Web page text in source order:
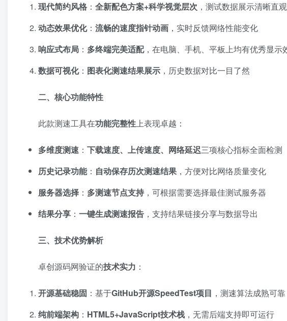
现代简约风格 ： 全新配色方案+科学视觉层次 ，测试数据展示清晰直观
动态效果优化： 流畅的速度指针动画 ，实时反馈网络性能变化
响应式布局 ： 多终端完美适配，在电脑、手机、平板上均有优秀显示
数据可视化： 图表化测速结果展示 ，历史数据对比一目了然
二、核心功能特性
此款测速工具在功能完整性上表现卓越：
多维度测速 ： 下载速度、上传速度、网络延迟三项核心指标全面检测
历史记录功能： 自动保存历次测速结果 ，方便对比网络质量变化
服务器选择 ： 多测速节点支持 ，可根据需要选择最佳测试服务器
结果分享 ： 一键生成测速报告 ，支持结果链接分享与数据导出
三、技术优势解析
卓创源码网验证的技术实力 ：
开源基础稳固 ：基于GitHub开源SpeedTest项目 ，测速算法成熟可靠
纯前端架构 ： HTML5+JavaScript技术栈 ，无需后端支持即可运行